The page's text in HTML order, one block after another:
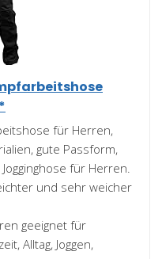
für Herren,
gute Passform,
für Herren.
und sehr weicher
geeignet für
Alltag, Joggen,